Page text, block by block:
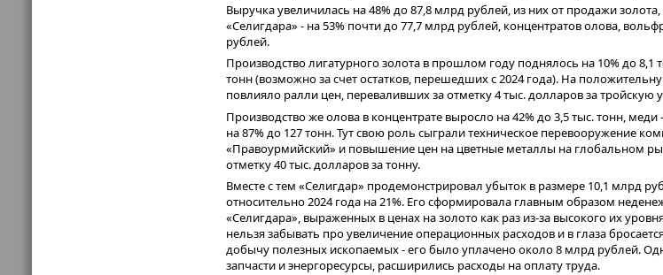
Выручка увеличилась на 48% до 87,8 млрд рублей, из них от продажи
«Селигдара» - на 53% почти до 77,7 млрд рублей, концентратов олова,
рублей.
Производство лигатурного золота в прошлом году поднялось на 10% до 8,1
тонн (возможно за счет остатков, перешедших с 2024 года). На
повлияло ралли цен, переваливших за отметку 4 тыс. долларов за тройскую
Производство же олова в концентрате выросло на 42% до 3,5 тыс. тонн,
на 87% до 127 тонн. Тут свою роль сыграли техническое перевооружение
«Правоурмийский» и повышение цен на цветные металлы на глобальном
отметку 40 тыс. долларов за тонну.
Вместе с тем «Селигдар» продемонстрировал убыток в размере 10,1 млрд
относительно 2024 года на 21%. Его сформировала главным образом
«Селигдара», выраженных в ценах на золото как раз из-за высокого их
нельзя забывать про увеличение операционных расходов и в глаза
добычу полезных ископаемых - его было уплачено около 8 млрд рублей.
запчасти и энергоресурсы, расширились расходы на оплату труда.